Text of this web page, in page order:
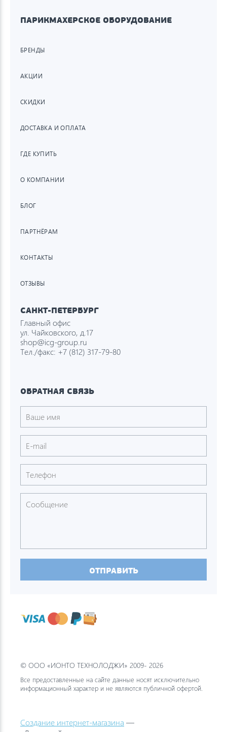
ПАРИКМАХЕРСКОЕ ОБОРУДОВАНИЕ
БРЕНДЫ
АКЦИИ
СКИДКИ
ДОСТАВКА И ОПЛАТА
ГДЕ КУПИТЬ
О КОМПАНИИ
БЛОГ
ПАРТНЁРАМ
КОНТАКТЫ
ОТЗЫВЫ
САНКТ-ПЕТЕРБУРГ
Главный офис
ул. Чайковского, д.17
shop@icg-group.ru
Тел./факс: +7 (812) 317-79-80
ОБРАТНАЯ СВЯЗЬ
ОТПРАВИТЬ
© ООО «ИОНТО ТЕХНОЛОДЖИ» 2009- 2026
Все предоставленные на сайте данные носят исключительно
информационный характер и не являются публичной офертой.
Создание интернет-магазина —